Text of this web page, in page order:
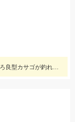
ヒイカ狙いでモエビで釣りをしていたところ良型カサゴが釣れました！